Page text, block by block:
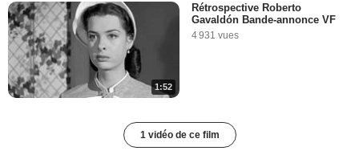
1:52
Rétrospective Roberto
Gavaldón Bande-annonce VF
4 931 vues
1 vidéo de ce film